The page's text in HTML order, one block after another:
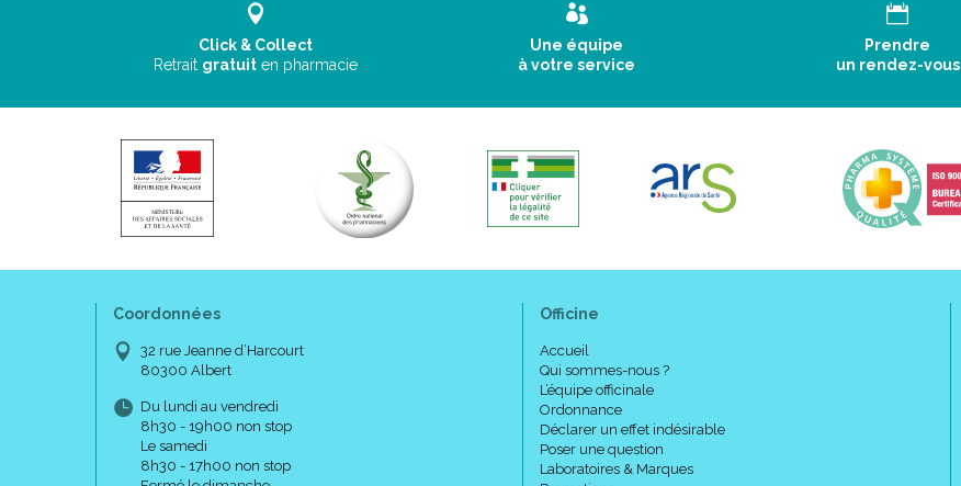
Click & Collect
Retrait gratuit en pharmacie
Une équipe
à votre service
Prendre
un rendez-vous
Coordonnées
32 rue Jeanne d’Harcourt
80300 Albert
Du lundi au vendredi
8h30 - 19h00 non stop
Le samedi
8h30 - 17h00 non stop
Officine
Accueil
Qui sommes-nous ?
L’équipe officinale
Ordonnance
Déclarer un effet indésirable
Poser une question
Laboratoires & Marques